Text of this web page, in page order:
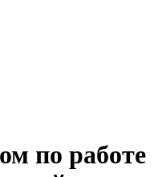
по работе